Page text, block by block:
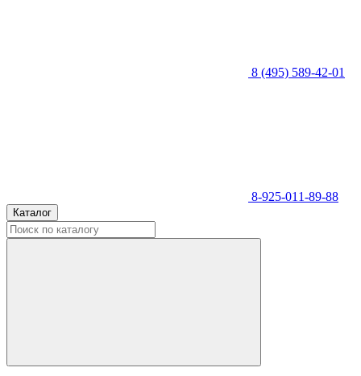
8 (495) 589-42-01
8-925-011-89-88
Каталог